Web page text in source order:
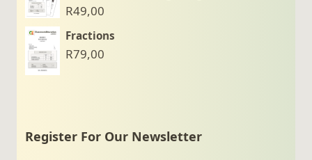
R49,00
Fractions
R79,00
Register For Our Newsletter